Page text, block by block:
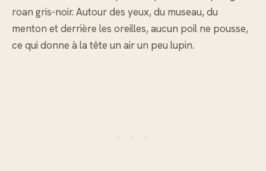
roan gris-noir. Autour des yeux, du museau, du
menton et derrière les oreilles, aucun poil ne pousse,
ce qui donne à la tête un air un peu lupin.